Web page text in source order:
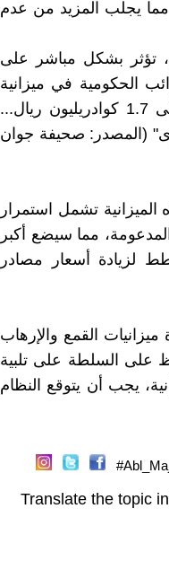
يجلب المزيد من عدم
تؤثر بشكل مباشر على
الحكومية في ميزانية
2025 بنسبة 39 في المائة مقارنة بعام 2024، لتصل إلى 1.7 كوادريليون ريال...
(المصدر: صحيفة جوان
الميزانية تشمل استمرار
مما سيضع أكبر
لزيادة أسعار مصادر
القمع والإرهاب
على السلطة على تلبية
يجب أن يتوقع النظام
Translate the topic